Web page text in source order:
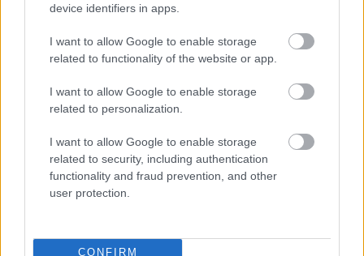
device identifiers in apps.
I want to allow Google to enable storage
related to functionality of the website or app.
I want to allow Google to enable storage
related to personalization.
I want to allow Google to enable storage
related to security, including authentication
functionality and fraud prevention, and other
user protection.
CONFIRM
K&H BANK
NÉPSZERŰ